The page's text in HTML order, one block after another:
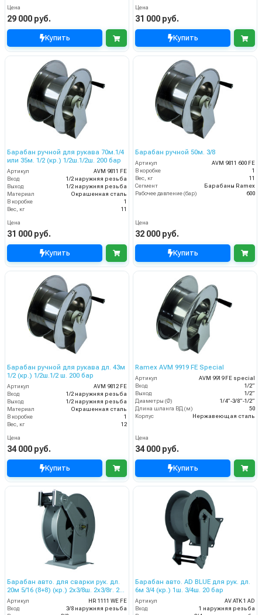
Цена
29 000 руб.
Купить
Цена
31 000 руб.
Купить
Барабан ручной для рукава 70м.1/4
или 35м. 1/2 (кр.) 1/2ш.1/2ш. 200 бар
Артикул
AVM 9811 FE
Вход
1/2 наружняя резьба
Выход
1/2 наружняя резьба
Материал
Окрашенная сталь
В коробке
1
Вес, кг
11
Цена
31 000 руб.
Купить
Барабан ручной 50м. 3/8
Артикул
AVM 9811 600 FE
В коробке
1
Вес, кг
11
Сегмент
Барабаны Ramex
Рабочее давление (бар)
600
Цена
32 000 руб.
Купить
Барабан ручной для рукава дл. 43м
1/2 (кр.) 1/2ш.1/2 ш. 200 бар
Артикул
AVM 9812 FE
Вход
1/2 наружняя резьба
Выход
1/2 наружняя резьба
Материал
Окрашенная сталь
В коробке
1
Вес, кг
12
Цена
34 000 руб.
Купить
Ramex AVM 9919 FE Special
Артикул
AVM 9919 FE special
Вход
1/2”
Выход
1/2”
Диаметры (Ø)
1/4”-3/8”-1/2”
Длина шланга ВД (м)
50
Корпус
Нержавеющая сталь
Цена
34 000 руб.
Купить
Барабан авто. для сварки рук. дл.
20м 5/16 (8+8) (кр.) 2x3/8ш. 2x3/8г. 20
бар
Артикул
HR 1111 WE FE
Вход
3/8 наружняя резьба
Барабан авто. AD BLUE для рук. дл.
6м 3/4 (кр.) 1ш. 3/4ш. 20 бар
Артикул
AV ATK 1 AD
Вход
1 наружняя резьба